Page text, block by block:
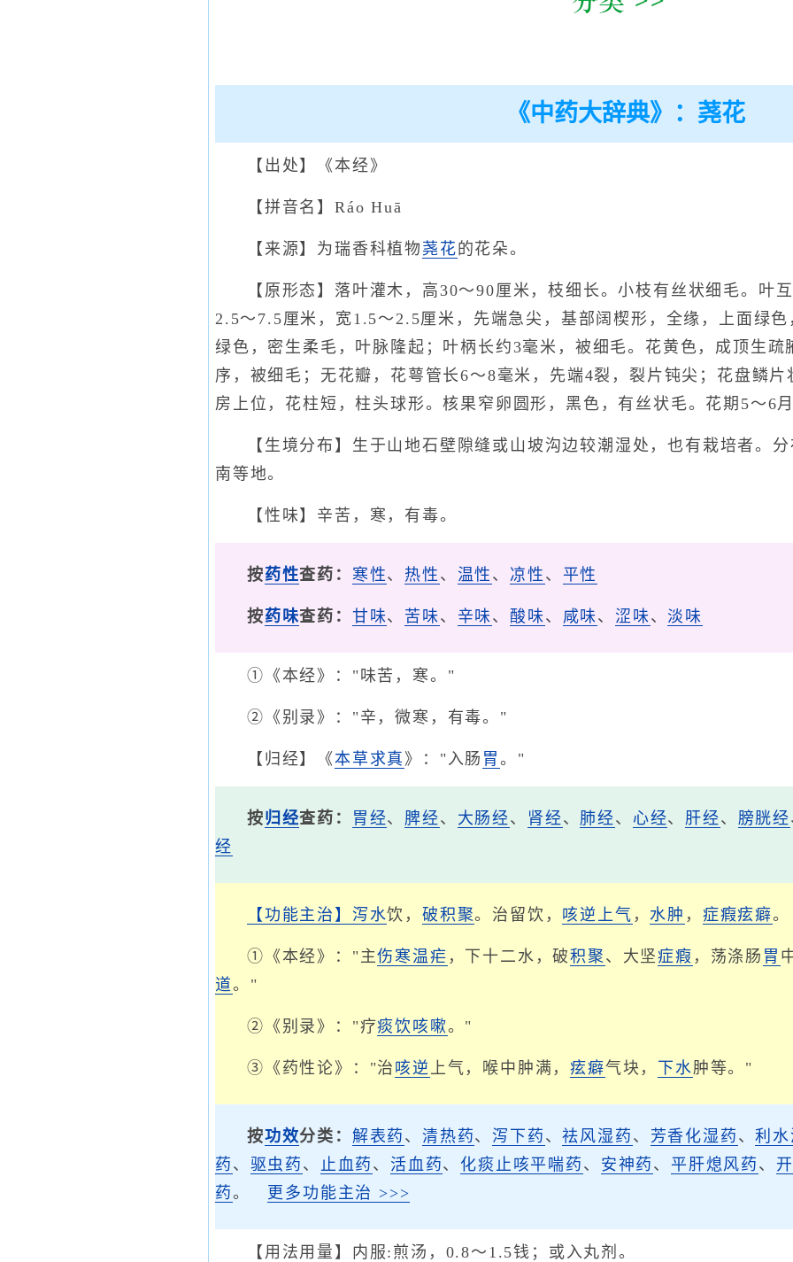
《中药大辞典》：荛花
【出处】《本经》
【拼音名】Ráo Huā
【来源】为瑞香科植物 荛花 的花朵。
【原形态】落叶灌木，高30～90厘米，枝细长。小枝有丝状细毛。叶
2.5～7.5厘米，宽1.5～2.5厘米，先端急尖，基部阔楔形，全缘，上面绿
绿色，密生柔毛，叶脉隆起；叶柄长约3毫米，被细毛。花黄色，成顶生
序，被细毛；无花瓣，花萼管长6～8毫米，先端4裂，裂片钝尖；花盘鳞
房上位，花柱短，柱头球形。核果窄卵圆形，黑色，有丝状毛。花期5～6
【生境分布】生于山地石壁隙缝或山坡沟边较潮湿处，也有栽培者。
南等地。
【性味】辛苦，寒，有毒。
按药性查药： 寒性、 热性 、 温性 、 凉性 、 平性
按药味查药： 甘味、 苦味、 辛味、 酸味、 咸味、 涩味、 淡味
①《本经》："味苦，寒。"
②《别录》："辛，微寒，有毒。"
【归经】《本草求真 》："入肠 胃。"
按归经查药： 胃经、 脾经、 大肠经、 肾经、 肺经、 心经、 肝经、 膀胱经
经
【功能主治】 泻水饮，破积聚。治留饮， 咳逆上气 ， 水肿 ， 症瘕痃癖。
①《本经》："主伤寒温疟 ，下十二水，破积聚、大坚症瘕 ，荡涤肠 胃
道。"
②《别录》："疗痰饮 咳嗽。"
③《药性论》："治 咳逆 上气，喉中肿满，痃癖气块， 下水肿等。"
按功效分类： 解表药 、清热药、 泻下药 、祛风湿药 、 芳香化湿药 、利
药 、 驱虫药 、 止血药 、 活血药、 化痰止咳平喘药 、 安神药 、 平肝熄风药 、
药。 更多功能主治 >>>
【用法用量】内服:煎汤，0.8～1.5钱；或入丸剂。